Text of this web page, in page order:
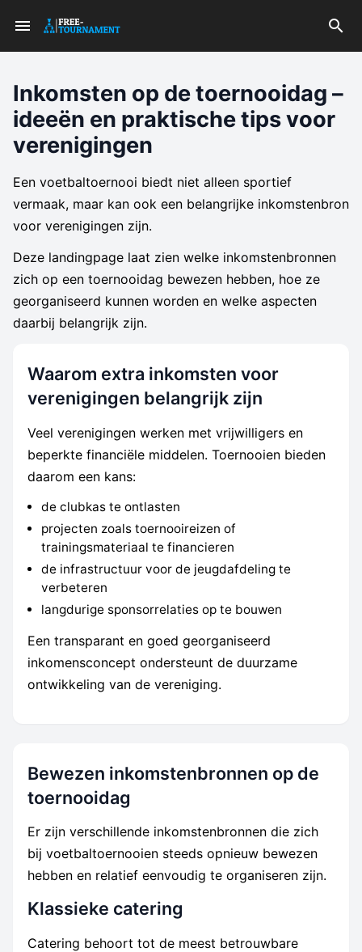
Inkomsten op de toernooidag –
ideeën en praktische tips voor
verenigingen
Een voetbaltoernooi biedt niet alleen sportief
vermaak, maar kan ook een belangrijke inkomstenbron
voor verenigingen zijn.
Deze landingpage laat zien welke inkomstenbronnen
zich op een toernooidag bewezen hebben, hoe ze
georganiseerd kunnen worden en welke aspecten
daarbij belangrijk zijn.
Waarom extra inkomsten voor
verenigingen belangrijk zijn
Veel verenigingen werken met vrijwilligers en
beperkte financiële middelen. Toernooien bieden
daarom een kans:
de clubkas te ontlasten
projecten zoals toernooireizen of
trainingsmateriaal te financieren
de infrastructuur voor de jeugdafdeling te
verbeteren
langdurige sponsorrelaties op te bouwen
Een transparant en goed georganiseerd
inkomensconcept ondersteunt de duurzame
ontwikkeling van de vereniging.
Bewezen inkomstenbronnen op de
toernooidag
Er zijn verschillende inkomstenbronnen die zich
bij voetbaltoernooien steeds opnieuw bewezen
hebben en relatief eenvoudig te organiseren zijn.
Klassieke catering
Catering behoort tot de meest betrouwbare